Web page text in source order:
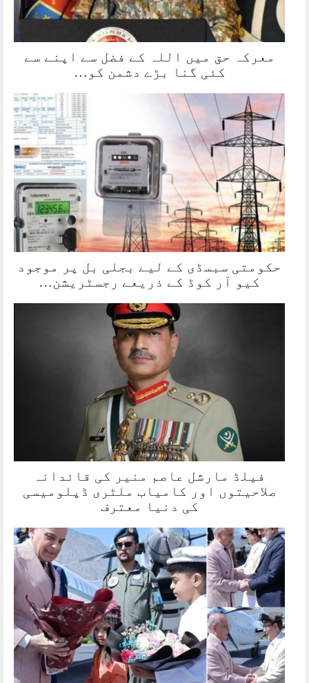
معرکہ حق میں اللہ کے فضل سے اپنے سے
کئی گنا بڑے دشمن کو…
حکومتی سبسڈی کے لیے بجلی بل پر موجود
کیو آر کوڈ کے ذریعے رجسٹریشن…
فیلڈ مارشل عاصم منیر کی قائدانہ
صلاحیتوں اور کامیاب ملٹری ڈپلومیسی
کی دنیا معترف